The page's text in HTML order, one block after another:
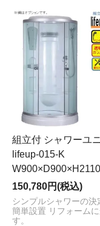
組立付 シャワーユ
lifeup-015-K
W900×D900×H2110
150,780円(税込)
シンプルシャワーの決
簡単設置 リフォーム
す。